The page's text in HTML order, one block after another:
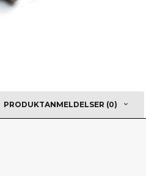
PRODUKTANMELDELSER (0)